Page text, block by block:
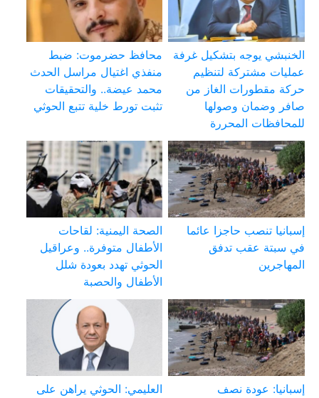
الخنبشي يوجه بتشكيل غرفة
عمليات مشتركة لتنظيم
حركة مقطورات الغاز من
صافر وضمان وصولها
للمحافظات المحررة
محافظ حضرموت: ضبط
منفذي اغتيال مراسل الحدث
محمد عيضة.. والتحقيقات
تثبت تورط خلية تتبع الحوثي
إسبانيا تنصب حاجزا عائما
في سبتة عقب تدفق
المهاجرين
الصحة اليمنية: لقاحات
الأطفال متوفرة.. وعراقيل
الحوثي تهدد بعودة شلل
الأطفال والحصبة
إسبانيا: عودة نصف
العليمي: الحوثي يراهن على